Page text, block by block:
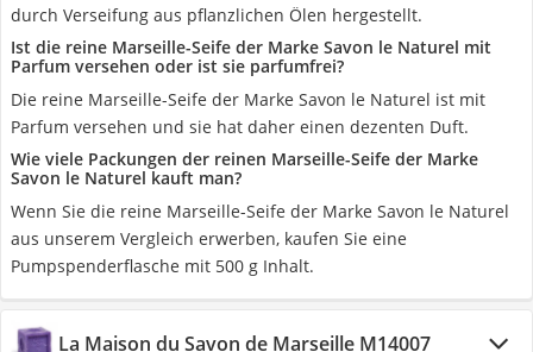
durch Verseifung aus pflanzlichen Ölen hergestellt.
Ist die reine Marseille-Seife der Marke Savon le Naturel mit
Parfum versehen oder ist sie parfumfrei?
Die reine Marseille-Seife der Marke Savon le Naturel ist mit
Parfum versehen und sie hat daher einen dezenten Duft.
Wie viele Packungen der reinen Marseille-Seife der Marke
Savon le Naturel kauft man?
Wenn Sie die reine Marseille-Seife der Marke Savon le Naturel
aus unserem Vergleich erwerben, kaufen Sie eine
Pumpspenderflasche mit 500 g Inhalt.
La Maison du Savon de Marseille M14007